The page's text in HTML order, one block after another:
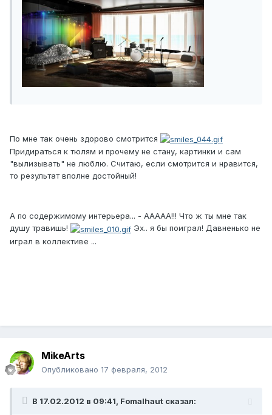
По мне так очень здорово смотрится
Придираться к тюлям и прочему не стану, картинки и сам
"вылизывать" не люблю. Считаю, если смотрится и нравится,
то результат вполне достойный!
А по содержимому интерьера... - ААААА!!! Что ж ты мне так
душу травишь!
Эх.. я бы поиграл! Давненько не
играл в коллективе ...
MikeArts
Опубликовано 17 февраля, 2012
В 17.02.2012 в 09:41, Fomalhaut сказал: